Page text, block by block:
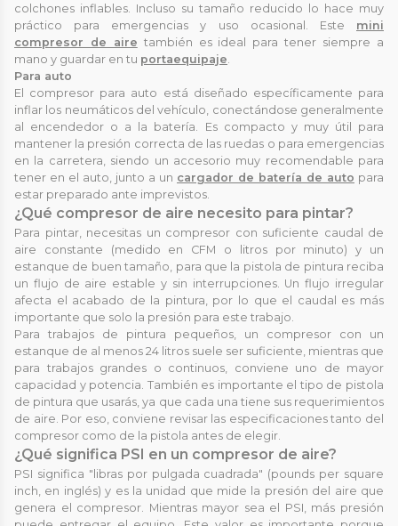
colchones inflables. Incluso su tamaño reducido lo hace muy
práctico para emergencias y uso ocasional. Este mini
compresor de aire también es ideal para tener siempre a
mano y guardar en tu portaequipaje.
Para auto
El compresor para auto está diseñado específicamente para
inflar los neumáticos del vehículo, conectándose generalmente
al encendedor o a la batería. Es compacto y muy útil para
mantener la presión correcta de las ruedas o para emergencias
en la carretera, siendo un accesorio muy recomendable para
tener en el auto, junto a un cargador de batería de auto para
estar preparado ante imprevistos.
¿Qué compresor de aire necesito para pintar?
Para pintar, necesitas un compresor con suficiente caudal de
aire constante (medido en CFM o litros por minuto) y un
estanque de buen tamaño, para que la pistola de pintura reciba
un flujo de aire estable y sin interrupciones. Un flujo irregular
afecta el acabado de la pintura, por lo que el caudal es más
importante que solo la presión para este trabajo.
Para trabajos de pintura pequeños, un compresor con un
estanque de al menos 24 litros suele ser suficiente, mientras que
para trabajos grandes o continuos, conviene uno de mayor
capacidad y potencia. También es importante el tipo de pistola
de pintura que usarás, ya que cada una tiene sus requerimientos
de aire. Por eso, conviene revisar las especificaciones tanto del
compresor como de la pistola antes de elegir.
¿Qué significa PSI en un compresor de aire?
PSI significa "libras por pulgada cuadrada" (pounds per square
inch, en inglés) y es la unidad que mide la presión del aire que
genera el compresor. Mientras mayor sea el PSI, más presión